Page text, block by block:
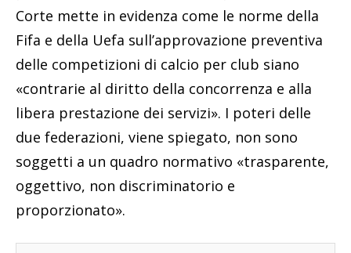
Corte mette in evidenza come le norme della
Fifa e della Uefa sull’approvazione preventiva
delle competizioni di calcio per club siano
«contrarie al diritto della concorrenza e alla
libera prestazione dei servizi». I poteri delle
due federazioni, viene spiegato, non sono
soggetti a un quadro normativo «trasparente,
oggettivo, non discriminatorio e
proporzionato».